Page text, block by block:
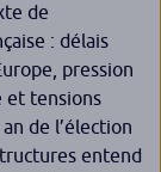
de
: délais
pression
et tensions
de l’élection
entend